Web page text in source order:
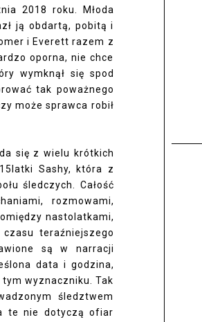
2018 roku. Młoda
ją obdartą, pobitą i
i Everett razem z
oporna, nie chce
wymknął się spod
tak poważnego
może sprawca robił
się z wielu krótkich
Sashy, która z
śledczych. Całość
rozmowami,
nastolatkami,
teraźniejszego
są w narracji
data i godzina,
wyznaczniku. Tak
śledztwem
te nie dotyczą ofiar